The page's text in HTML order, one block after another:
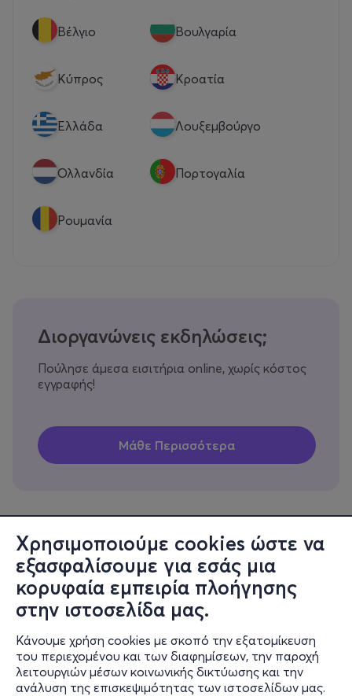
Χρησιμοποιούμε cookies ώστε να
εξασφαλίσουμε για εσάς μια
κορυφαία εμπειρία πλοήγησης
στην ιστοσελίδα μας.
Κάνουμε χρήση cookies με σκοπό την εξατομίκευση
του περιεχομένου και των διαφημίσεων, την παροχή
λειτουργιών μέσων κοινωνικής δικτύωσης και την
ανάλυση της επισκεψιμότητας των ιστοσελίδων μας.
Βέλγιο Βουλγαρία
Κύπρος Κροατία
Eλλάδα Λουξεμβούργο
Ολλανδία Πορτογαλία
Ρουμανία
Διοργανώνεις εκδηλώσεις;
Πούλησε άμεσα εισιτήρια online, χωρίς κόστος
εγγραφής!
Πληροφορίες
Υποστήριξη
Stay Connected